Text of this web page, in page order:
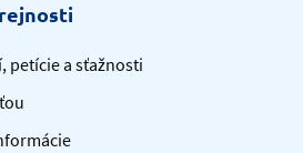
petície a sťažnosti